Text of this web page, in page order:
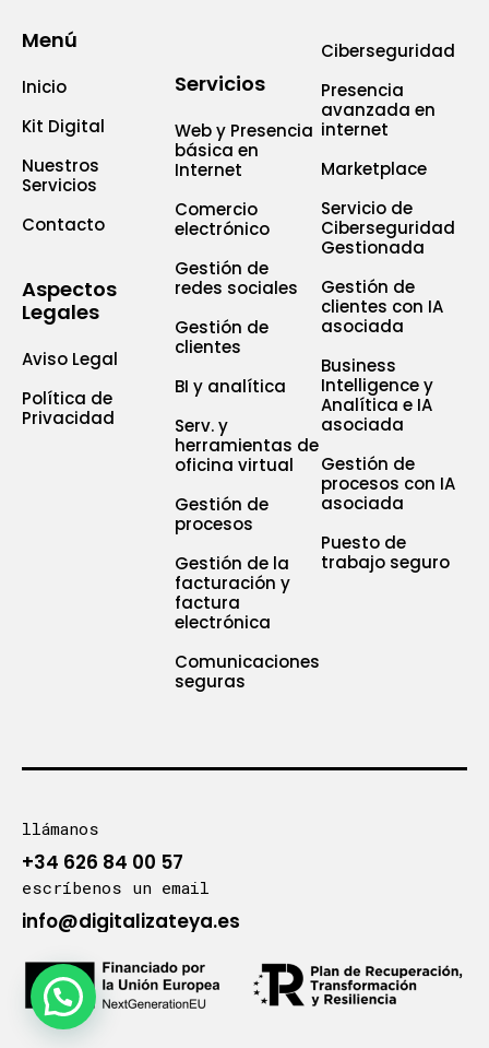
Menú
Inicio
Kit Digital
Nuestros
Servicios
Contacto
Aspectos
Legales
Aviso Legal
Política de
Privacidad
Servicios
Web y Presencia
básica en
Internet
Comercio
electrónico
Gestión de
redes sociales
Gestión de
clientes
BI y analítica
Serv. y
herramientas de
oficina virtual
Gestión de
procesos
Gestión de la
facturación y
factura
electrónica
Comunicaciones
seguras
Ciberseguridad
Presencia
avanzada en
internet
Marketplace
Servicio de
Ciberseguridad
Gestionada
Gestión de
clientes con IA
asociada
Business
Intelligence y
Analítica e IA
asociada
Gestión de
procesos con IA
asociada
Puesto de
trabajo seguro
llámanos
+34 626 84 00 57
escríbenos un email
info@digitalizateya.es